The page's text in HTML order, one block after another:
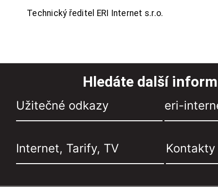
Technický ředitel ERI Internet s.r.o.
Hledáte další
Užitečné odkazy eri-
Internet, Tarify, TV Kontakty